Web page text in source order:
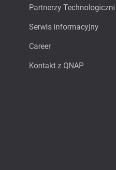
Partnerzy Technologiczni
Serwis informacyjny
Career
Kontakt z QNAP